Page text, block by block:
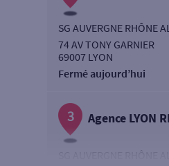
SG AUVERGNE RHÔNE
74 AV TONY GARNIER
69007 LYON
Fermé aujourd’hui
3 Agence LYON
SG AUVERGNE RHÔNE